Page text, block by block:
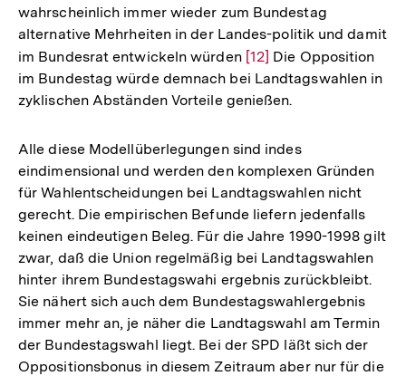
wahrscheinlich immer wieder zum Bundestag
alternative Mehrheiten in der Landes-politik und damit
im Bundesrat entwickeln würden Zur
Auflösung
der
[12] Die Opposition
im Bundestag würde demnach bei Landtagswahlen in
zyklischen Abständen Vorteile genießen.
Alle diese Modellüberlegungen sind indes
eindimensional und werden den komplexen Gründen
für Wahlentscheidungen bei Landtagswahlen nicht
gerecht. Die empirischen Befunde liefern jedenfalls
keinen eindeutigen Beleg. Für die Jahre 1990-1998 gilt
zwar, daß die Union regelmäßig bei Landtagswahlen
hinter ihrem Bundestagswahi­ ergebnis zurückbleibt.
Sie nähert sich auch dem Bundestagswahlergebnis
immer mehr an, je näher die Landtagswahl am Termin
der Bundestagswahl liegt. Bei der SPD läßt sich der
Oppositionsbonus in diesem Zeitraum aber nur für die